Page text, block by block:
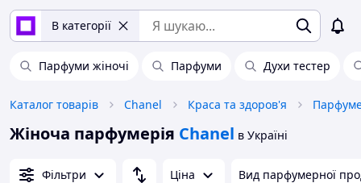
В категорії
Парфуми жіночі Парфуми Духи тестер
Каталог товарів Chanel Краса та здоров'я
Жіноча парфумерія Chanel в Україні
Фільтри Ціна Вид парфумерної